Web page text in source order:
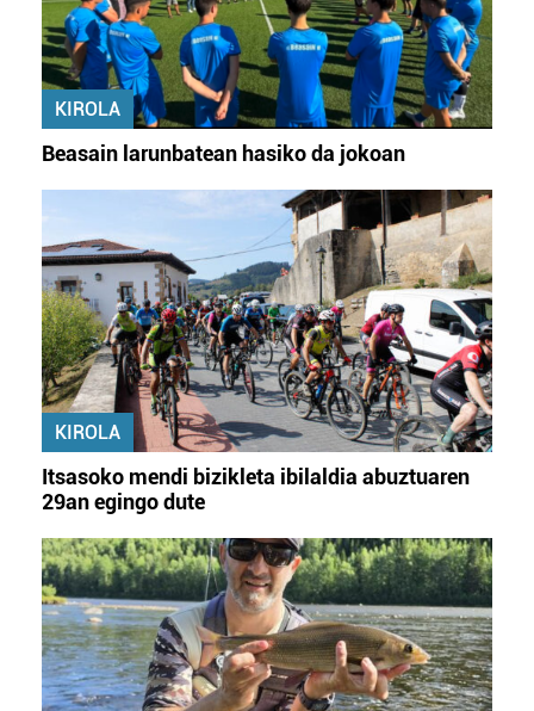
KIROLA
Beasain larunbatean hasiko da jokoan
KIROLA
Itsasoko mendi bizikleta ibilaldia abuztuaren
29an egingo dute